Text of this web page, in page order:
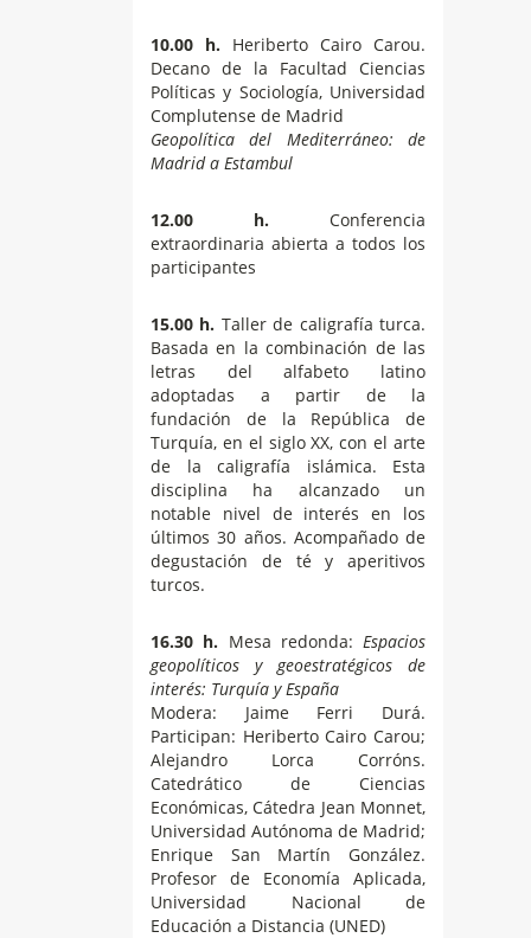
10.00 h. Heriberto Cairo Carou.
Decano de la Facultad Ciencias
Políticas y Sociología, Universidad
Complutense de Madrid
Geopolítica del Mediterráneo: de
Madrid a Estambul
12.00 h. Conferencia
extraordinaria abierta a todos los
participantes
15.00 h. Taller de caligrafía turca.
Basada en la combinación de las
letras del alfabeto latino
adoptadas a partir de la
fundación de la República de
Turquía, en el siglo XX, con el arte
de la caligrafía islámica. Esta
disciplina ha alcanzado un
notable nivel de interés en los
últimos 30 años. Acompañado de
degustación de té y aperitivos
turcos.
16.30 h. Mesa redonda: Espacios
geopolíticos y geoestratégicos de
interés: Turquía y España
Modera: Jaime Ferri Durá.
Participan: Heriberto Cairo Carou;
Alejandro Lorca Corróns.
Catedrático de Ciencias
Económicas, Cátedra Jean Monnet,
Universidad Autónoma de Madrid;
Enrique San Martín González.
Profesor de Economía Aplicada,
Universidad Nacional de
Educación a Distancia (UNED)